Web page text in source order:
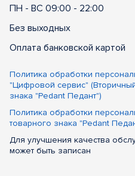
ПН - ВС 09:00 - 22:00
Без выходных
Оплата банковской картой
Политика обработки
"Цифровой сервис"
знака "Pedant Педант")
Политика обработки
товарного знака "Pedant
Для улучшения качества
может быть записан